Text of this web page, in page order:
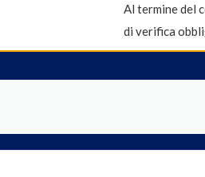
Al termine del
di verifica